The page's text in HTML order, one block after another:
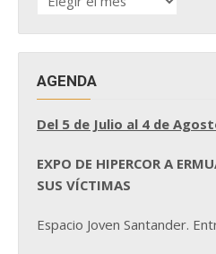
DE
AGENDA
Del 5 de Julio al 4 de
EXPO DE HIPERCOR A
SUS VÍCTIMAS
Espacio Joven Santander.